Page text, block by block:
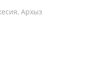
Архыз